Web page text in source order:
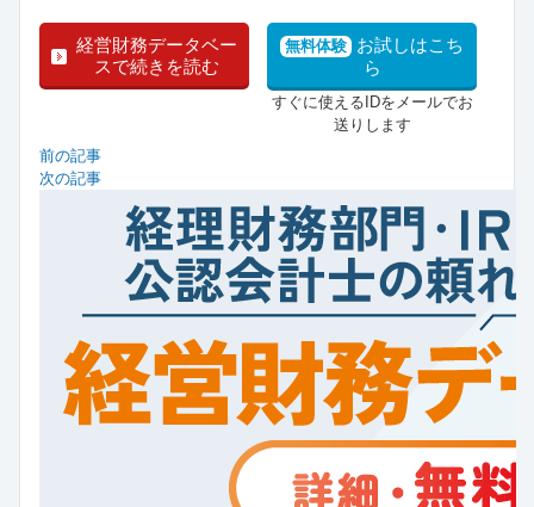
経営財務データベー
スで続きを読む
無料体験 お試しはこち
ら
すぐに使えるIDをメールでお
送りします
前の記事
次の記事